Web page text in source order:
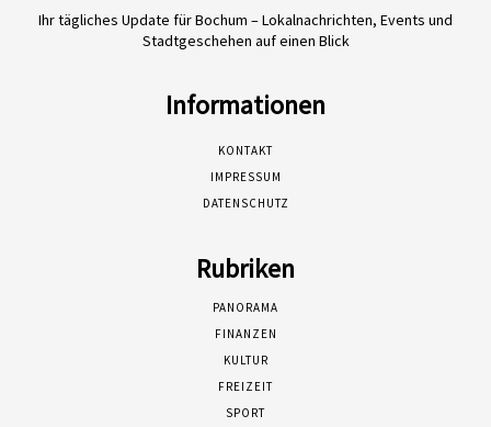
Ihr tägliches Update für Bochum – Lokalnachrichten, Events und
Stadtgeschehen auf einen Blick
Informationen
KONTAKT
IMPRESSUM
DATENSCHUTZ
Rubriken
PANORAMA
FINANZEN
KULTUR
FREIZEIT
SPORT